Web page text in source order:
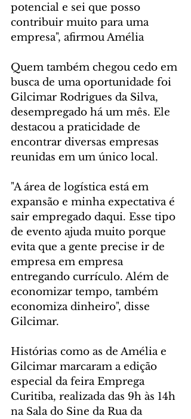
potencial e sei que posso
contribuir muito para uma
empresa", afirmou Amélia
Quem também chegou cedo em
busca de uma oportunidade foi
Gilcimar Rodrigues da Silva,
desempregado há um mês. Ele
destacou a praticidade de
encontrar diversas empresas
reunidas em um único local.
"A área de logística está em
expansão e minha expectativa é
sair empregado daqui. Esse tipo
de evento ajuda muito porque
evita que a gente precise ir de
empresa em empresa
entregando currículo. Além de
economizar tempo, também
economiza dinheiro", disse
Gilcimar.
Histórias como as de Amélia e
Gilcimar marcaram a edição
especial da feira Emprega
Curitiba, realizada das 9h às 14h
na Sala do Sine da Rua da